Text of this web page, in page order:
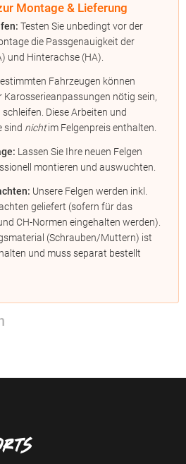
Montage & Lieferung
Testen Sie unbedingt vor der
die Passgenauigkeit der
und Hinterachse (HA).
Fahrzeugen können
Karosserieanpassungen nötig sein,
Diese Arbeiten und
sind nichtim Felgenpreis enthalten.
Lassen Sie Ihre neuen Felgen
montieren und auswuchten.
Unsere Felgen werden inkl.
geliefert (sofern für das
CH-Normen eingehalten werden).
(Schrauben/Muttern) ist
und muss separat bestellt